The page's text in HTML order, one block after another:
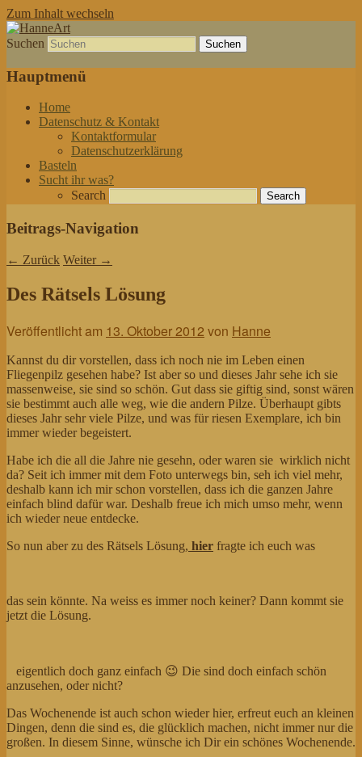
Zum Inhalt wechseln
HanneArt
von allem etwas
Suchen
Hauptmenü
Home
Datenschutz & Kontakt
Kontaktformular
Datenschutzerklärung
Basteln
Sucht ihr was?
Search
Beitrags-Navigation
← Zurück Weiter →
Des Rätsels Lösung
Veröffentlicht am 13. Oktober 2012 von Hanne
Kannst du dir vorstellen, dass ich noch nie im Leben einen
Fliegenpilz gesehen habe? Ist aber so und dieses Jahr sehe ich sie
massenweise, sie sind so schön. Gut dass sie giftig sind, sonst wären
sie bestimmt auch alle weg, wie die andern Pilze. Überhaupt gibts
dieses Jahr sehr viele Pilze, und was für riesen Exemplare, ich bin
immer wieder begeistert.
Habe ich die all die Jahre nie gesehn, oder waren sie wirklich nicht
da? Seit ich immer mit dem Foto unterwegs bin, seh ich viel mehr,
deshalb kann ich mir schon vorstellen, dass ich die ganzen Jahre
einfach blind dafür war. Deshalb freue ich mich umso mehr, wenn
ich wieder neue entdecke.
So nun aber zu des Rätsels Lösung, hier fragte ich euch was
das sein könnte. Na weiss es immer noch keiner? Dann kommt sie
jetzt die Lösung.
eigentlich doch ganz einfach 😉 Die sind doch einfach schön
anzusehen, oder nicht?
Das Wochenende ist auch schon wieder hier, erfreut euch an kleinen
Dingen, denn die sind es, die glücklich machen, nicht immer nur die
großen. In diesem Sinne, wünsche ich Dir ein schönes Wochenende.